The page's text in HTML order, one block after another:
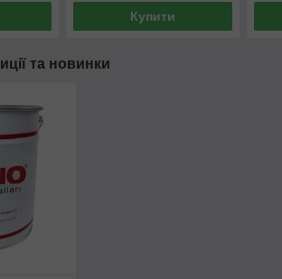
Купити
та новинки